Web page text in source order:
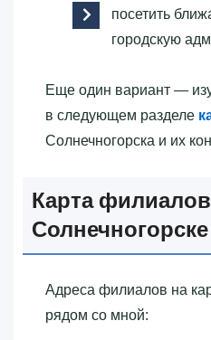
посетить
городскую
Еще один вариант —
в следующем разделе
Солнечногорска и их
Карта
Солнечногорске
Адреса филиалов на
рядом со мной: